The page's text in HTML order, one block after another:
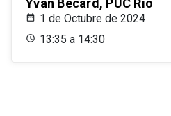
Yvan Becard, PUC Río
1 de Octubre de 2024
13:35 a 14:30